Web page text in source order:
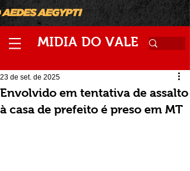
MIDIA DO VALE
Envolvido em tentativa de assalto
à casa de prefeito é preso em MT
23 de set. de 2025